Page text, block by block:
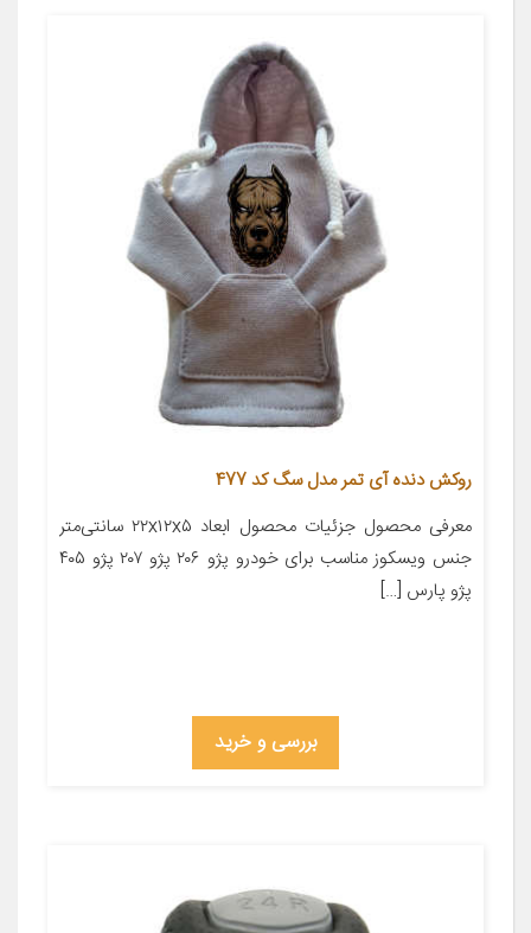
روکش دنده آی تمر مدل سگ کد 477
معرفی محصول جزئیات محصول ابعاد ۲۲x۱۲x۵ سانتی‌متر
جنس ویسکوز مناسب برای خودرو پژو ۲۰۶ پژو ۲۰۷ پژو ۴۰۵
پژو پارس […]
بررسی و خرید